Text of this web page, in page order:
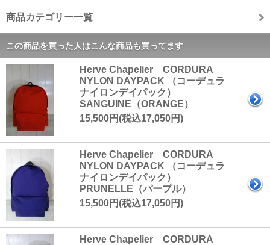
商品カテゴリー一覧
この商品を買った人はこんな商品も買ってます
Herve Chapelier CORDURA
NYLON DAYPACK （コーデュラ
ナイロンデイパック）
SANGUINE（ORANGE）
15,500円(税込17,050円)
Herve Chapelier CORDURA
NYLON DAYPACK （コーデュラ
ナイロンデイパック）
PRUNELLE（パープル）
15,500円(税込17,050円)
Herve Chapelier CORDURA